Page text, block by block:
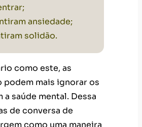
ansiedade;
solidão.
como este, as
podem mais ignorar os
saúde mental. Dessa
de conversa de
como uma maneira